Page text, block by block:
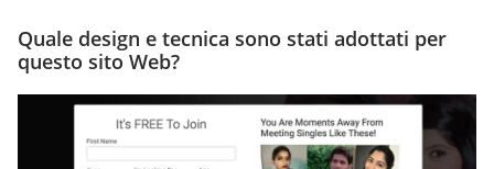
Quale design e tecnica sono stati adottati per
questo sito Web?